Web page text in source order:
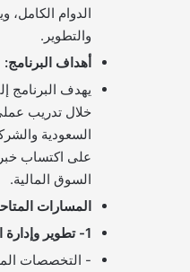
الدوام الكامل،
والتطوير.
أهداف البرنامج:
يهدف البرنامج
خلال تدريب
السعودية
على اكتساب
السوق المالية.
المسارات
1- تطوير وإدارة المنتجات والخدمات
­- التخصصات